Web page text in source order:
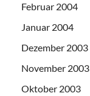
Februar 2004
Januar 2004
Dezember 2003
November 2003
Oktober 2003